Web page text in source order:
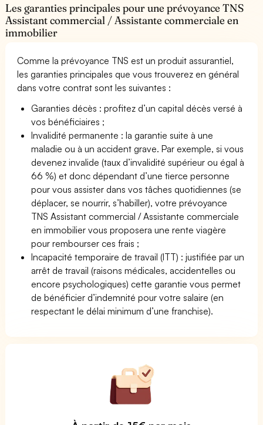
Les garanties principales pour une prévoyance TNS
Assistant commercial / Assistante commerciale en
immobilier
Comme la prévoyance TNS est un produit assurantiel,
les garanties principales que vous trouverez en général
dans votre contrat sont les suivantes :
Garanties décès : profitez d’un capital décès versé à
vos bénéficiaires ;
Invalidité permanente : la garantie suite à une
maladie ou à un accident grave. Par exemple, si vous
devenez invalide (taux d’invalidité supérieur ou égal à
66 %) et donc dépendant d’une tierce personne
pour vous assister dans vos tâches quotidiennes (se
déplacer, se nourrir, s’habiller), votre prévoyance
TNS Assistant commercial / Assistante commerciale
en immobilier vous proposera une rente viagère
pour rembourser ces frais ;
Incapacité temporaire de travail (ITT) : justifiée par un
arrêt de travail (raisons médicales, accidentelles ou
encore psychologiques) cette garantie vous permet
de bénéficier d’indemnité pour votre salaire (en
respectant le délai minimum d’une franchise).